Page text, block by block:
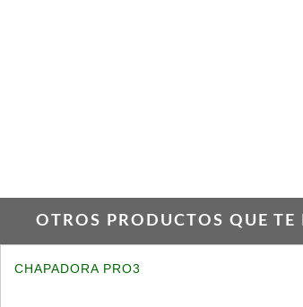
OTROS PRODUCTOS QUE TE
CHAPADORA PRO3